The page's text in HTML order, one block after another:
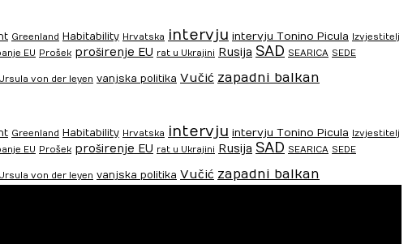
Greenland Habitability Hrvatska intervju intervju Tonino Picula Izvjestitelj
EU Prošek proširenje EU rat u Ukrajini Rusija SAD SEARICA SEDE
Ursula von der leyen vanjska politika Vučić zapadni balkan
Greenland Habitability Hrvatska intervju intervju Tonino Picula Izvjestitelj
EU Prošek proširenje EU rat u Ukrajini Rusija SAD SEARICA SEDE
Ursula von der leyen vanjska politika Vučić zapadni balkan